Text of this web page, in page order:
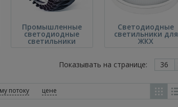
Промышленные
светодиодные
светильники
Светодиодные
светильники для
ЖКХ
Показывать на странице: 36
потоку цене